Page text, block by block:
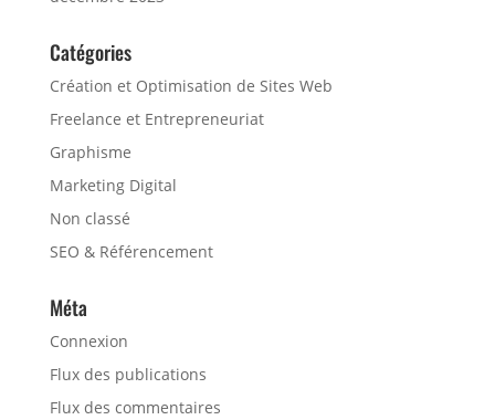
Catégories
Création et Optimisation de Sites Web
Freelance et Entrepreneuriat
Graphisme
Marketing Digital
Non classé
SEO & Référencement
Méta
Connexion
Flux des publications
Flux des commentaires